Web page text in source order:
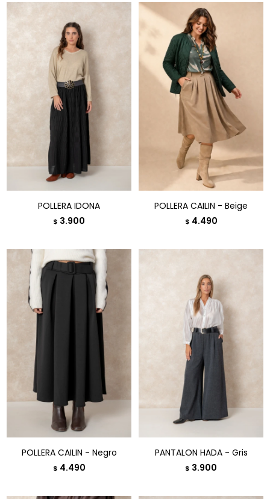
POLLERA IDONA
$ 3.900
POLLERA CAILIN - Beige
$ 4.490
POLLERA CAILIN - Negro
$ 4.490
PANTALON HADA - Gris
$ 3.900